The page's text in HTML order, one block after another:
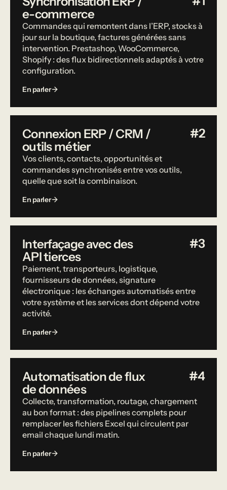
e-commerce
Commandes qui remontent dans l’ERP, stocks à
jour sur la boutique, factures générées sans
intervention. Prestashop, WooCommerce,
Shopify : des flux bidirectionnels adaptés à votre
configuration.
En parler
Connexion ERP / CRM /
outils métier
#2
Vos clients, contacts, opportunités et
commandes synchronisés entre vos outils,
quelle que soit la combinaison.
En parler
Interfaçage avec des
API tierces
#3
Paiement, transporteurs, logistique,
fournisseurs de données, signature
électronique : les échanges automatisés entre
votre système et les services dont dépend votre
activité.
En parler
Automatisation de flux
de données
#4
Collecte, transformation, routage, chargement
au bon format : des pipelines complets pour
remplacer les fichiers Excel qui circulent par
email chaque lundi matin.
En parler